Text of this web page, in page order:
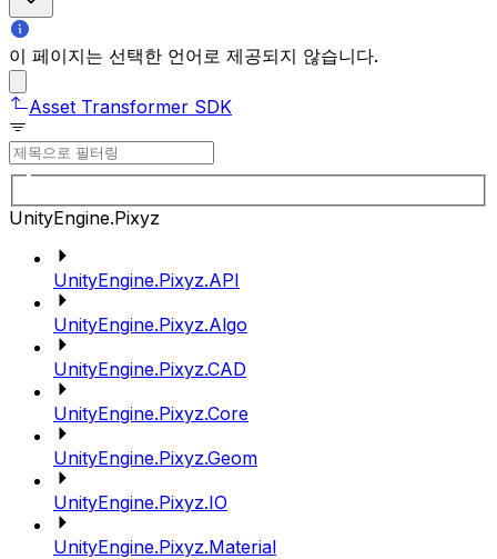
이 페이지는 선택한 언어로 제공되지 않습니다.
Asset Transformer SDK
UnityEngine.Pixyz
UnityEngine.Pixyz.API
UnityEngine.Pixyz.Algo
UnityEngine.Pixyz.CAD
UnityEngine.Pixyz.Core
UnityEngine.Pixyz.Geom
UnityEngine.Pixyz.IO
UnityEngine.Pixyz.Material